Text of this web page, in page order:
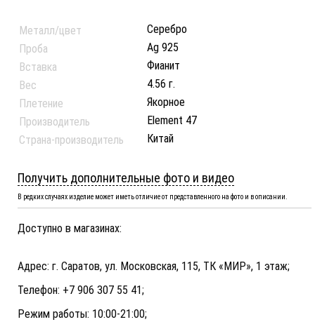
Металл/цвет
Серебро
Проба
Ag 925
Вставка
Фианит
Вес
4.56 г.
Плетение
Якорное
Производитель
Element 47
Страна-производитель
Китай
Получить дополнительные фото и видео
В редких случаях изделие может иметь отличие от представленного на фото и в описании.
Доступно в магазинах:
Адрес: г. Саратов, ул. Московская, 115, ТК «МИР», 1 этаж;
Телефон: +7 906 307 55 41;
Режим работы: 10:00-21:00;